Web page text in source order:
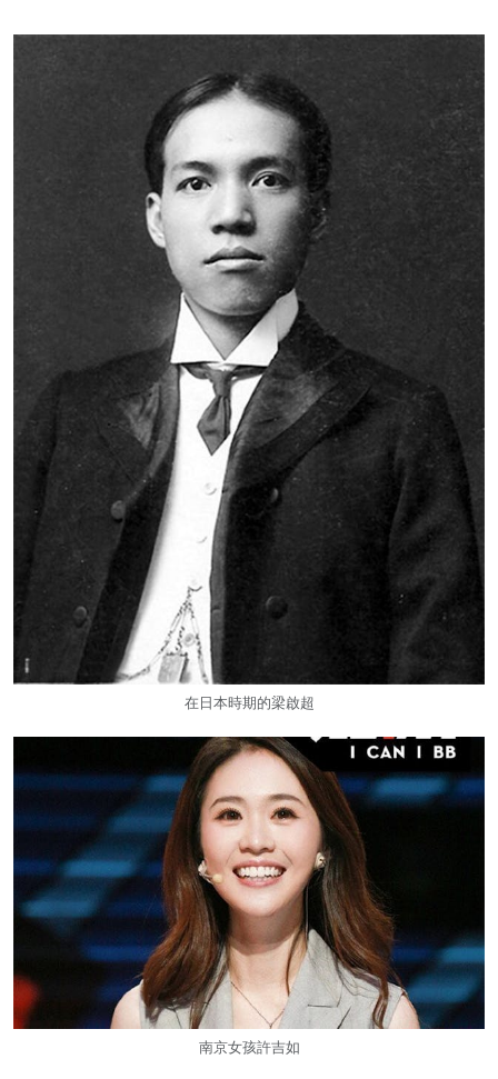
在日本時期的梁啟超
南京女孩許吉如